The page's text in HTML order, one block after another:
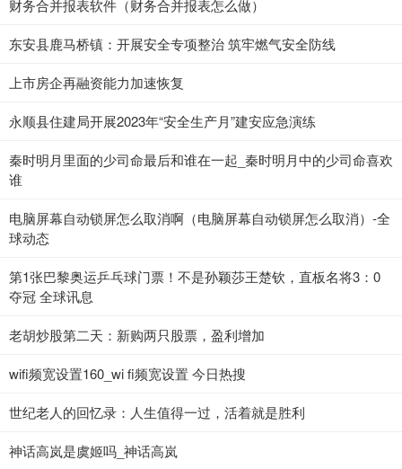
财务合并报表软件（财务合并报表怎么做）
东安县鹿马桥镇：开展安全专项整治 筑牢燃气安全防线
上市房企再融资能力加速恢复
永顺县住建局开展2023年“安全生产月”建安应急演练
秦时明月里面的少司命最后和谁在一起_秦时明月中的少司命喜欢
谁
电脑屏幕自动锁屏怎么取消啊（电脑屏幕自动锁屏怎么取消）-全
球动态
第1张巴黎奥运乒乓球门票！不是孙颖莎王楚钦，直板名将3：0
夺冠 全球讯息
老胡炒股第二天：新购两只股票，盈利增加
wifi频宽设置160_wi fi频宽设置 今日热搜
世纪老人的回忆录：人生值得一过，活着就是胜利
神话高岚是虞姬吗_神话高岚